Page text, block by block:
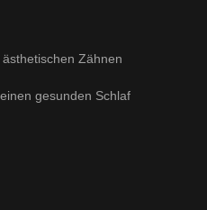
Zähnen
gesunden Schlaf